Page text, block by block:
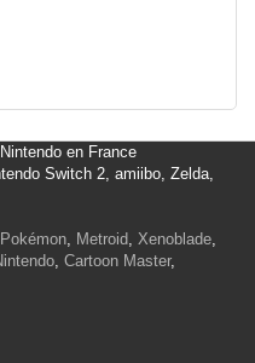
en France
Switch 2, amiibo, Zelda,
Pokémon, Metroid, Xenoblade,
, Cartoon Master,